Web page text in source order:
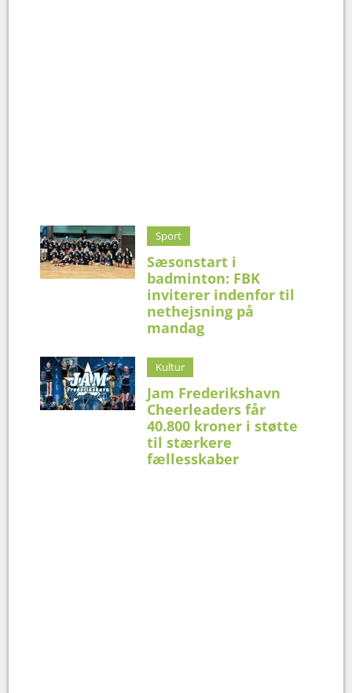
Sport
Sæsonstart i
badminton: FBK
inviterer indenfor til
nethejsning på
mandag
Kultur
Jam Frederikshavn
Cheerleaders får
40.800 kroner i støtte
til stærkere
fællesskaber